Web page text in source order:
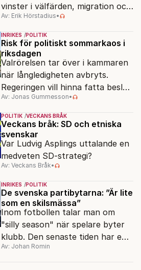
vinster i välfärden, migration och
energi. Avståndet mellan C och
de rödgröna partierna är
fortfarande stort.
Av: Erik Hörstadius•
INRIKES POLITIK
Risk för politiskt sommarkaos i
riksdagen
Valrörelsen tar över i kammaren
när långledigheten avbryts.
Regeringen vill hinna fatta beslut
före valet – men oppositionen
ser sin chans att pressa
Tidösidan.
Av: Jonas Gummesson•
POLITIK VECKANS BRÅK
Veckans bråk: SD och etniska
svenskar
Var Ludvig Asplings uttalande en
medveten SD-strategi?
Av: Veckans Bråk•
INRIKES POLITIK
De svenska partibytarna: ”Är lite
som en skilsmässa”
Inom fotbollen talar man om
"silly season" när spelare byter
klubb. Den senaste tiden har en
rad svenska politiker bytt parti –
Av: Johan Romin